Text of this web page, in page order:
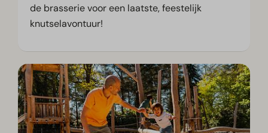
de brasserie voor een laatste, feestelijk
knutselavontuur!